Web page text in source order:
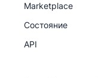
Marketplace
Состояние
API